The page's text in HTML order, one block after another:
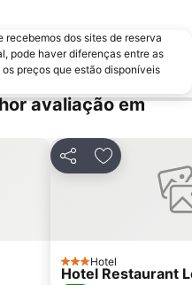
Quartier
Catedral de Berna
Zentrum Paul Klee
recebemos dos sites de reserva
pode haver diferenças entre as
preços que estão disponíveis
avaliação em
PartilharAdicionar
3 Estrelas
Hotel
Hotel Restaurant